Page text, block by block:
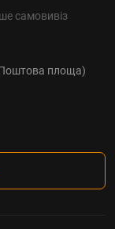
самовивіз
Поштова площа)